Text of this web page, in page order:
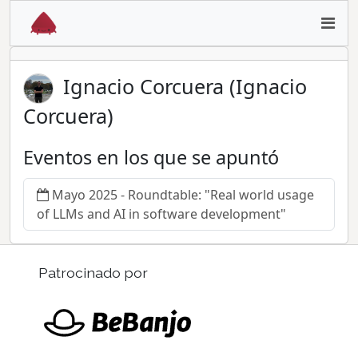
Ignacio Corcuera (Ignacio
Corcuera)
Eventos en los que se apuntó
Mayo 2025 - Roundtable: "Real world usage
of LLMs and AI in software development"
Patrocinado por